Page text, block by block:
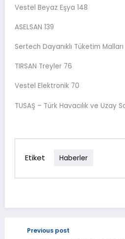
Vestel Beyaz Eşya 148
ASELSAN 139
Sertech Dayanıklı Tüketim Malları
TIRSAN Treyler 76
Vestel Elektronik 70
TUSAŞ – Türk Havacılık ve Uzay
Etiket Haberler
Previous post